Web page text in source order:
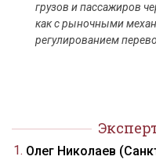
грузов и пассажиров
как с рыночными
регулированием
Олег Николаев